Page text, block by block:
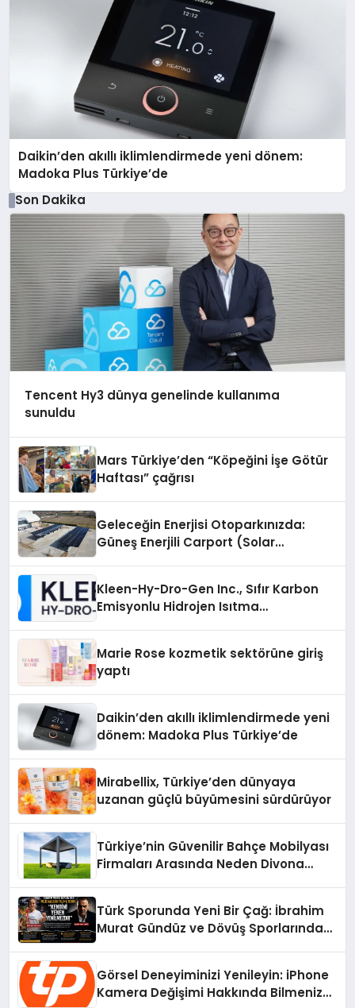
Daikin’den akıllı iklimlendirmede yeni dönem:
Madoka Plus Türkiye’de
Son Dakika
Tencent Hy3 dünya genelinde kullanıma
sunuldu
Mars Türkiye’den “Köpeğini İşe Götür
Haftası” çağrısı
Geleceğin Enerjisi Otoparkınızda:
Güneş Enerjili Carport (Solar
Kleen-Hy-Dro-Gen Inc., Sıfır Karbon
Emisyonlu Hidrojen Isıtma
Marie Rose kozmetik sektörüne giriş
yaptı
Daikin’den akıllı iklimlendirmede yeni
dönem: Madoka Plus Türkiye’de
Mirabellix, Türkiye’den dünyaya
uzanan güçlü büyümesini sürdürüyor
Türkiye’nin Güvenilir Bahçe Mobilyası
Firmaları Arasında Neden Divona
Türk Sporunda Yeni Bir Çağ: İbrahim
Murat Gündüz ve Dövüş Sporlarında
Görsel Deneyiminizi Yenileyin: iPhone
Kamera Değişimi Hakkında Bilmeniz